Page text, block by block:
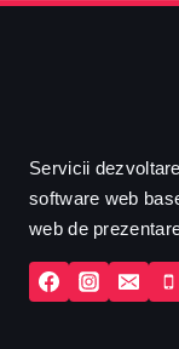
Servicii
software web
web de